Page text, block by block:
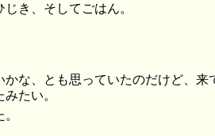
き、そしてごはん。
な、とも思っていたのだけど、来
たい。